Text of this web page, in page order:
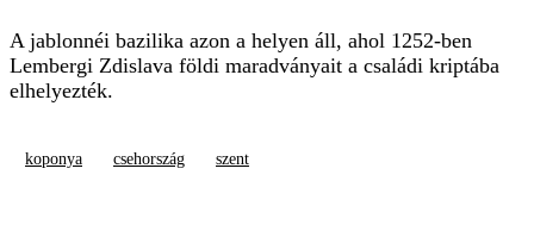
A jablonnéi bazilika azon a helyen áll, ahol 1252-ben
Lembergi Zdislava földi maradványait a családi kriptába
elhelyezték.
koponya csehország szent